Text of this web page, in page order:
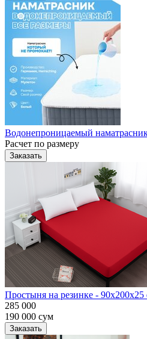
Водонепроницаемый
Расчет по размеру
Заказать
Простыня на резинке - 90x200x25
285 000
190 000 сум
Заказать